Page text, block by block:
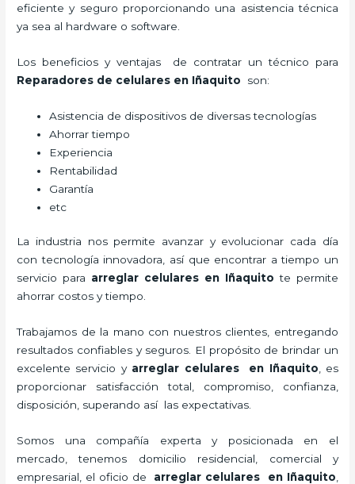
eficiente y seguro proporcionando una asistencia técnica
ya sea al hardware o software.
Los beneficios y ventajas de contratar un técnico para
Reparadores de celulares en Iñaquito son:
Asistencia de dispositivos de diversas tecnologías
Ahorrar tiempo
Experiencia
Rentabilidad
Garantía
etc
La industria nos permite avanzar y evolucionar cada día
con tecnología innovadora, así que encontrar a tiempo un
servicio para arreglar celulares en Iñaquito te permite
ahorrar costos y tiempo.
Trabajamos de la mano con nuestros clientes, entregando
resultados confiables y seguros. El propósito de brindar un
excelente servicio y arreglar celulares en Iñaquito , es
proporcionar satisfacción total, compromiso, confianza,
disposición, superando así las expectativas.
Somos una compañía experta y posicionada en el
mercado, tenemos domicilio residencial, comercial y
empresarial, el oficio de arreglar celulares en Iñaquito